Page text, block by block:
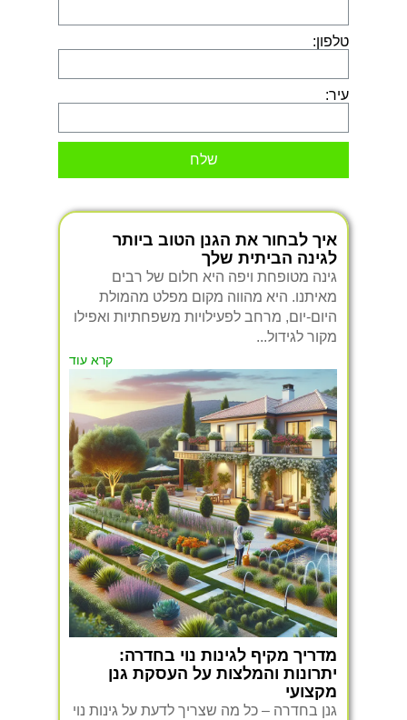
טלפון:
עיר:
שלח
איך לבחור את הגנן הטוב ביותר
לגינה הביתית שלך
גינה מטופחת ויפה היא חלום של רבים
מאיתנו. היא מהווה מקום מפלט מהמולת
היום-יום, מרחב לפעילויות משפחתיות ואפילו
מקור לגידול...
קרא עוד
מדריך מקיף לגינות נוי בחדרה:
יתרונות והמלצות על העסקת גנן
מקצועי
גנן בחדרה – כל מה שצריך לדעת על גינות נוי